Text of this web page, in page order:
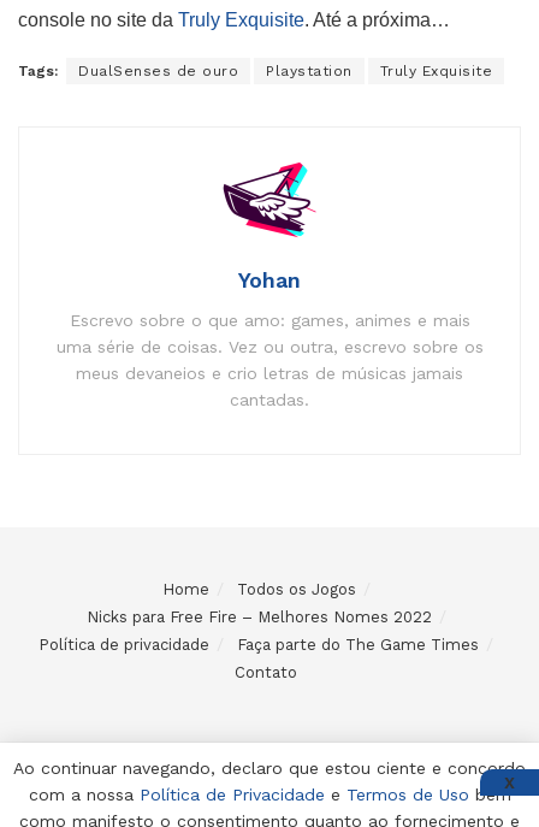
console no site da Truly Exquisite. Até a próxima…
Tags: DualSenses de ouro Playstation Truly Exquisite
Yohan
Escrevo sobre o que amo: games, animes e mais
uma série de coisas. Vez ou outra, escrevo sobre os
meus devaneios e crio letras de músicas jamais
cantadas.
Home
Todos os Jogos
Nicks para Free Fire – Melhores Nomes 2022
Política de privacidade
Faça parte do The Game Times
Contato
© 2024 Desenvolvido e mantido por Code Soluções
Ao continuar navegando, declaro que estou ciente e concordo
com a nossa Política de Privacidade e Termos de Uso bem
como manifesto o consentimento quanto ao fornecimento e
X